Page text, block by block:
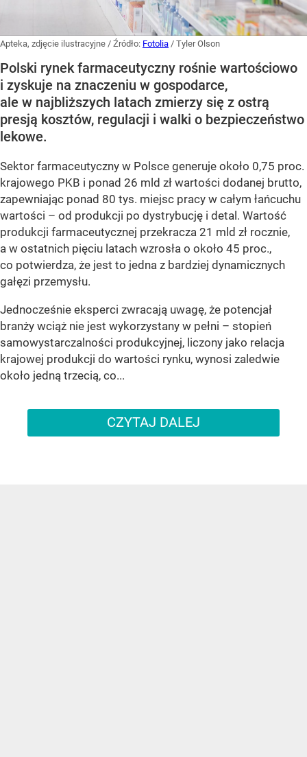
Apteka, zdjęcie ilustracyjne / Źródło: Fotolia / Tyler Olson
Polski rynek farmaceutyczny rośnie wartościowo
i zyskuje na znaczeniu w gospodarce,
ale w najbliższych latach zmierzy się z ostrą
presją kosztów, regulacji i walki o bezpieczeństwo
lekowe.
Sektor farmaceutyczny w Polsce generuje około 0,75 proc.
krajowego PKB i ponad 26 mld zł wartości dodanej brutto,
zapewniając ponad 80 tys. miejsc pracy w całym łańcuchu
wartości – od produkcji po dystrybucję i detal. Wartość
produkcji farmaceutycznej przekracza 21 mld zł rocznie,
a w ostatnich pięciu latach wzrosła o około 45 proc.,
co potwierdza, że jest to jedna z bardziej dynamicznych
gałęzi przemysłu.
Jednocześnie eksperci zwracają uwagę, że potencjał
branży wciąż nie jest wykorzystany w pełni – stopień
samowystarczalności produkcyjnej, liczony jako relacja
krajowej produkcji do wartości rynku, wynosi zaledwie
około jedną trzecią, co...
CZYTAJ DALEJ